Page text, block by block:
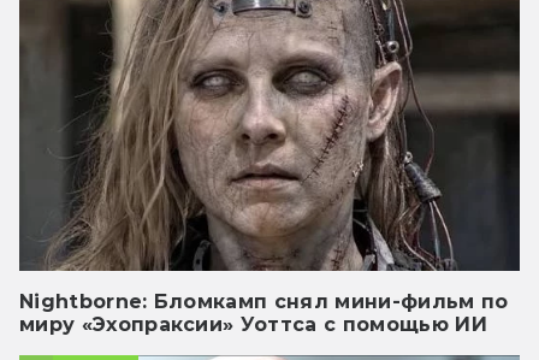
Nightborne: Бломкамп снял мини-фильм по
миру «Эхопраксии» Уоттса с помощью ИИ